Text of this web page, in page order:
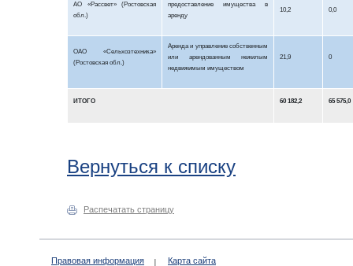
АО «Рассвет» (Ростовская
обл.)
предоставление имущества в
аренду
10,2 0,0
ОАО «Сельхозтехника»
(Ростовская обл.)
Аренда и управление собственным
или арендованным нежилым
недвижимым имуществом
21,9 0
ИТОГО 60 182,2 65 575,0
Вернуться к списку
Распечатать страницу
Правовая информация Карта сайта